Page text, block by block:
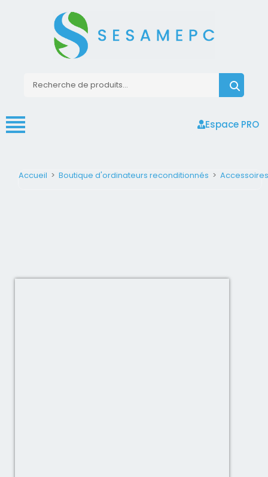
Espace PRO
Accueil > Boutique d'ordinateurs reconditionnés >